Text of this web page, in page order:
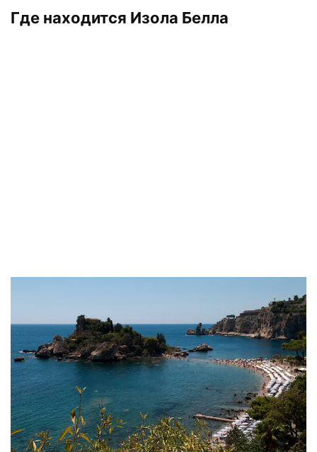
Где находится Изола Белла